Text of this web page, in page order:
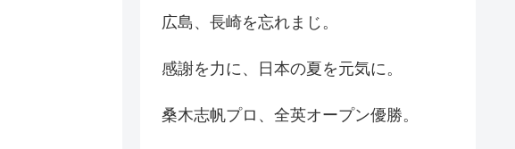
広島、長崎を忘れまじ。
感謝を力に、日本の夏を元気に。
桑木志帆プロ、全英オープン優勝。